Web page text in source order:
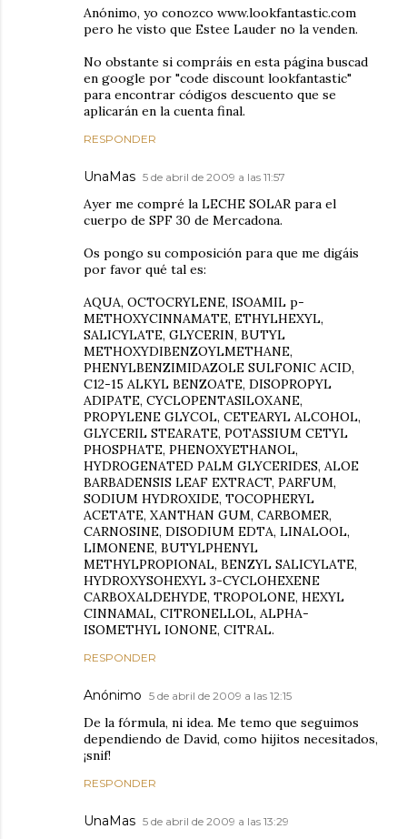
Anónimo, yo conozco www.lookfantastic.com
pero he visto que Estee Lauder no la venden.
No obstante si compráis en esta página buscad
en google por "code discount lookfantastic"
para encontrar códigos descuento que se
aplicarán en la cuenta final.
RESPONDER
UnaMas 5 de abril de 2009 a las 11:57
Ayer me compré la LECHE SOLAR para el
cuerpo de SPF 30 de Mercadona.
Os pongo su composición para que me digáis
por favor qué tal es:
AQUA, OCTOCRYLENE, ISOAMIL p-
METHOXYCINNAMATE, ETHYLHEXYL,
SALICYLATE, GLYCERIN, BUTYL
METHOXYDIBENZOYLMETHANE,
PHENYLBENZIMIDAZOLE SULFONIC ACID,
C12-15 ALKYL BENZOATE, DISOPROPYL
ADIPATE, CYCLOPENTASILOXANE,
PROPYLENE GLYCOL, CETEARYL ALCOHOL,
GLYCERIL STEARATE, POTASSIUM CETYL
PHOSPHATE, PHENOXYETHANOL,
HYDROGENATED PALM GLYCERIDES, ALOE
BARBADENSIS LEAF EXTRACT, PARFUM,
SODIUM HYDROXIDE, TOCOPHERYL
ACETATE, XANTHAN GUM, CARBOMER,
CARNOSINE, DISODIUM EDTA, LINALOOL,
LIMONENE, BUTYLPHENYL
METHYLPROPIONAL, BENZYL SALICYLATE,
HYDROXYSOHEXYL 3-CYCLOHEXENE
CARBOXALDEHYDE, TROPOLONE, HEXYL
CINNAMAL, CITRONELLOL, ALPHA-
ISOMETHYL IONONE, CITRAL.
RESPONDER
Anónimo 5 de abril de 2009 a las 12:15
De la fórmula, ni idea. Me temo que seguimos
dependiendo de David, como hijitos necesitados,
¡snif!
RESPONDER
UnaMas 5 de abril de 2009 a las 13:29